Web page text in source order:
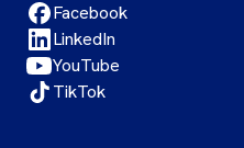
Facebook
LinkedIn
YouTube
TikTok